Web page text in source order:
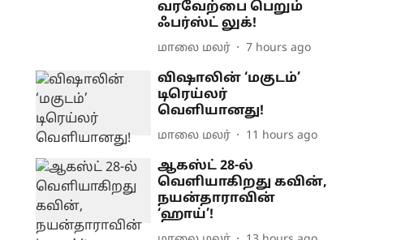
வரவேற்பை பெறும்
ஃபர்ஸ்ட் லுக்!
மாலை மலர் 7 hours ago
விஷாலின் ‘மகுடம்’
டிரெய்லர்
வெளியானது!
மாலை மலர் 11 hours ago
ஆகஸ்ட் 28-ல்
வெளியாகிறது கவின்,
நயன்தாராவின்
‘ஹாய்’!